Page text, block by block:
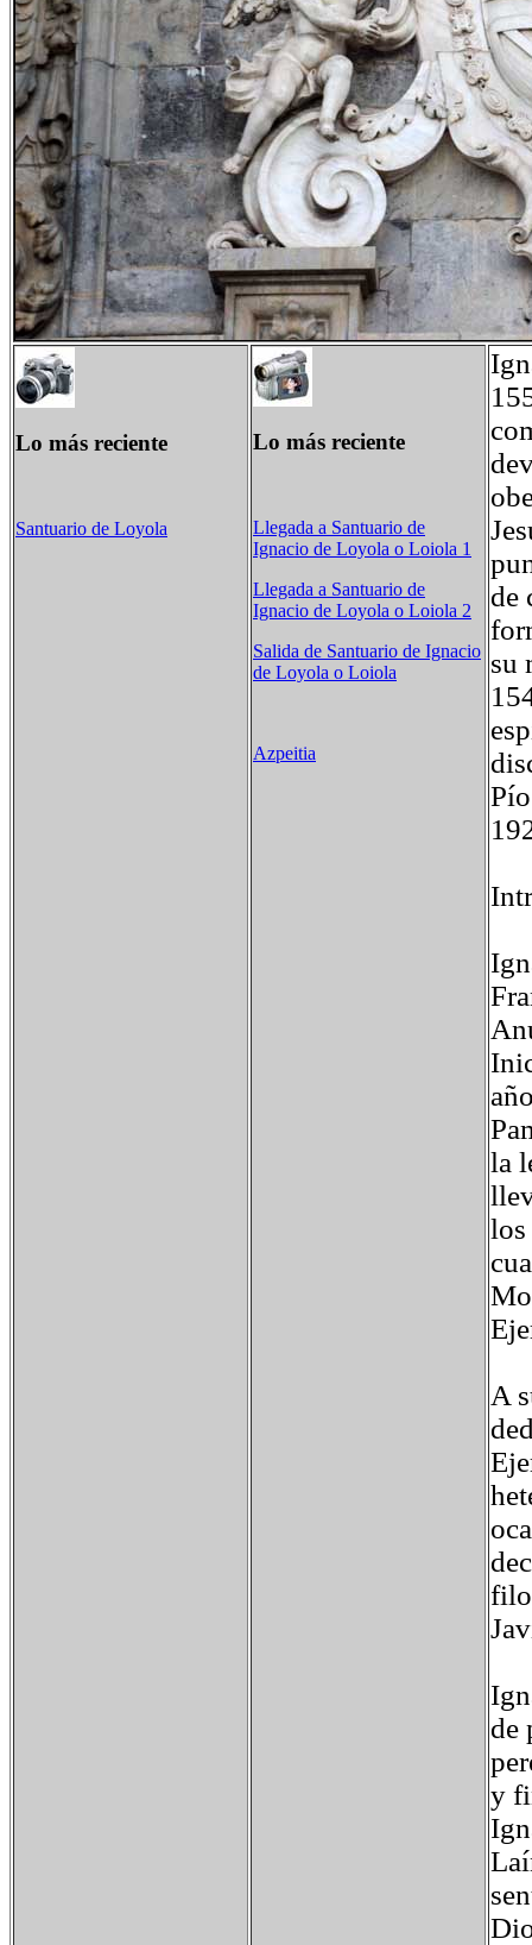
Lo más reciente
Santuario de Loyola
Lo más reciente
Llegada a Santuario de
Ignacio de Loyola o Loiola 1
Llegada a Santuario de
Ignacio de Loyola o Loiola 2
Salida de Santuario de Ignacio
de Loyola o Loiola
Azpeitia
de
su
la
los
A
de
y